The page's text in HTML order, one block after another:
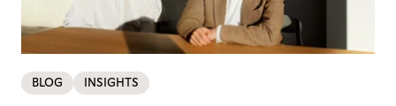
BLOG INSIGHTS